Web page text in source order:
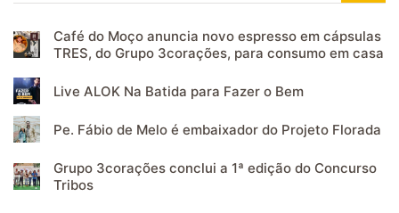
Café do Moço anuncia novo espresso em cápsulas
TRES, do Grupo 3corações, para consumo em casa
Live ALOK Na Batida para Fazer o Bem
Pe. Fábio de Melo é embaixador do Projeto Florada
Grupo 3corações conclui a 1ª edição do Concurso
Tribos